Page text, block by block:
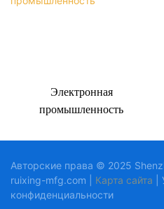
Электронная
промышленность
Авторские права © 2025
ruixing-mfg.com | Карта сайта
конфиденциальности